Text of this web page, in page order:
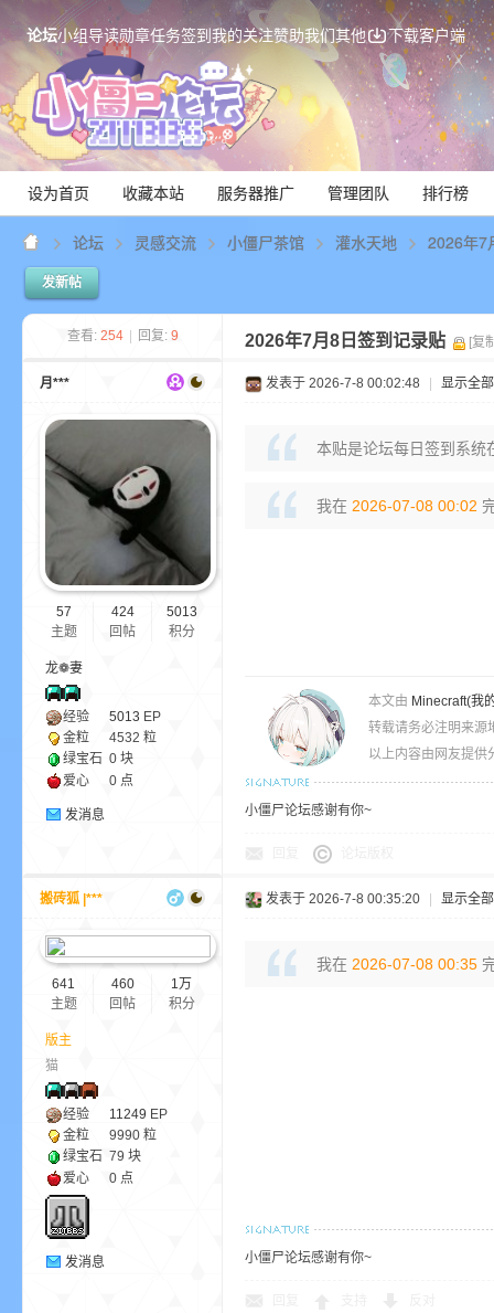
论坛小组导读勋章任务签到我的关注赞助我们其他 下载客户端
设为首页 收藏本站 服务器推广 管理团队 排行榜
论坛 灵感交流 小僵尸茶馆 灌水天地 2026年7
发新帖
查看: 254 回复: 9 2026年7月8日签到记录贴 [复
月***
57
主题
424
回帖
5013
积分
龙❁妻
经验 5013 EP
金粒
4532 粒
绿宝石 0 块
爱心
0 点
发消息
发表于 2026-7-8 00:02:48 显示全
本贴是论坛每日签到系统
我在 2026-07-08 00:02
本文由 Minecraft(我
转载请务必注明来源
以上内容由网友提供
小僵尸论坛感谢有你~
搬砖狐 |***
641
主题
460
回帖
1万
积分
版主
猫
经验 11249 EP
金粒
9990 粒
绿宝石 79 块
爱心
0 点
发消息
发表于 2026-7-8 00:35:20 显示全
我在 2026-07-08 00:35
小僵尸论坛感谢有你~